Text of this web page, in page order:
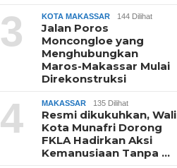
3 KOTA MAKASSAR 144 Dilihat
Jalan Poros
Moncongloe yang
Menghubungkan
Maros-Makassar Mulai
Direkonstruksi
4 MAKASSAR 135 Dilihat
Resmi dikukuhkan, Wali
Kota Munafri Dorong
FKLA Hadirkan Aksi
Kemanusiaan Tanpa …